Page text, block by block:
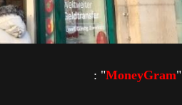
"
MoneyGram
" :